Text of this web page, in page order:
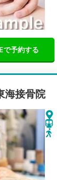
で予約する
海接骨院